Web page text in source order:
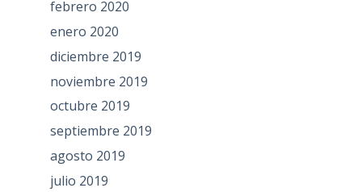
febrero 2020
enero 2020
diciembre 2019
noviembre 2019
octubre 2019
septiembre 2019
agosto 2019
julio 2019